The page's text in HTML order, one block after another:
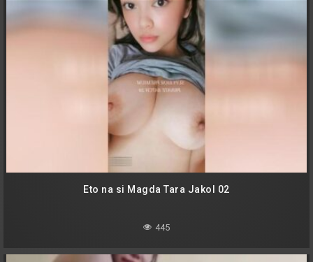
Eto na si Magda Tara Jakol 02
445